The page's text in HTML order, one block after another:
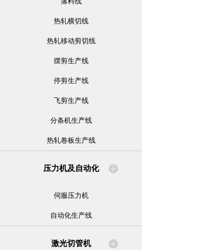
热轧横切线
热轧移动剪切线
摆剪生产线
停剪生产线
飞剪生产线
分条机生产线
热轧卷板生产线
压力机及自动化
伺服压力机
自动化生产线
激光切管机